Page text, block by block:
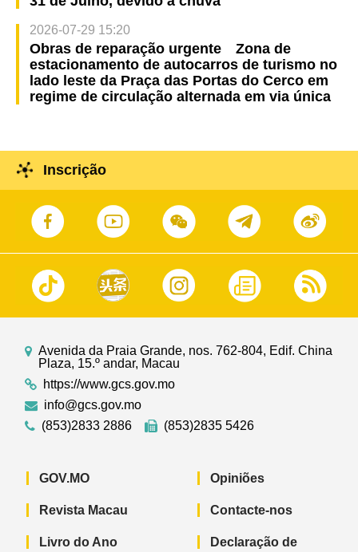
2026-07-29 15:20
Obras de reparação urgente Zona de
estacionamento de autocarros de turismo no
lado leste da Praça das Portas do Cerco em
regime de circulação alternada em via única
Inscrição
Avenida da Praia Grande, nos. 762-804, Edif. China
Plaza, 15.º andar, Macau
https://www.gcs.gov.mo
info@gcs.gov.mo
(853)2833 2886
(853)2835 5426
GOV.MO
Revista Macau
Livro do Ano
Opiniões
Contacte-nos
Declaração de